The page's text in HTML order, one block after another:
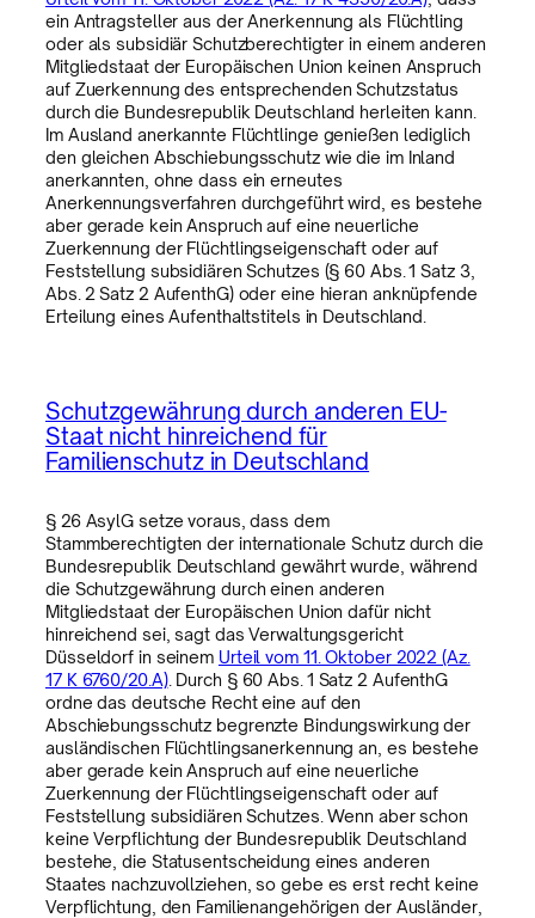
ein Antragsteller aus der Anerkennung als Flüchtling
oder als subsidiär Schutzberechtigter in einem anderen
Mitgliedstaat der Europäischen Union keinen Anspruch
auf Zuerkennung des entsprechenden Schutzstatus
durch die Bundesrepublik Deutschland herleiten kann.
Im Ausland anerkannte Flüchtlinge genießen lediglich
den gleichen Abschiebungsschutz wie die im Inland
anerkannten, ohne dass ein erneutes
Anerkennungsverfahren durchgeführt wird, es bestehe
aber gerade kein Anspruch auf eine neuerliche
Zuerkennung der Flüchtlingseigenschaft oder auf
Feststellung subsidiären Schutzes (§ 60 Abs. 1 Satz 3,
Abs. 2 Satz 2 AufenthG) oder eine hieran anknüpfende
Erteilung eines Aufenthaltstitels in Deutschland.
Schutzgewährung durch anderen EU-
Staat nicht hinreichend für
Familienschutz in Deutschland
§ 26 AsylG setze voraus, dass dem
Stammberechtigten der internationale Schutz durch die
Bundesrepublik Deutschland gewährt wurde, während
die Schutzgewährung durch einen anderen
Mitgliedstaat der Europäischen Union dafür nicht
hinreichend sei, sagt das Verwaltungsgericht
Düsseldorf in seinem Urteil vom 11. Oktober 2022 (Az.
17 K 6760/20.A). Durch § 60 Abs. 1 Satz 2 AufenthG
ordne das deutsche Recht eine auf den
Abschiebungsschutz begrenzte Bindungswirkung der
ausländischen Flüchtlingsanerkennung an, es bestehe
aber gerade kein Anspruch auf eine neuerliche
Zuerkennung der Flüchtlingseigenschaft oder auf
Feststellung subsidiären Schutzes. Wenn aber schon
keine Verpflichtung der Bundesrepublik Deutschland
bestehe, die Statusentscheidung eines anderen
Staates nachzuvollziehen, so gebe es erst recht keine
Verpflichtung, den Familienangehörigen der Ausländer,